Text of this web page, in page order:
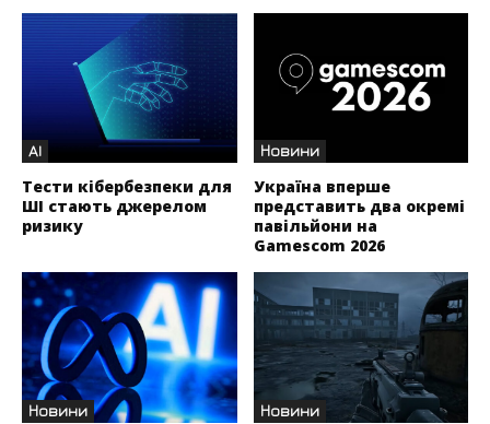
AI
Тести кібербезпеки для
ШІ стають джерелом
ризику
Новини
Україна вперше
представить два окремі
павільйони на
Gamescom 2026
Новини Новини